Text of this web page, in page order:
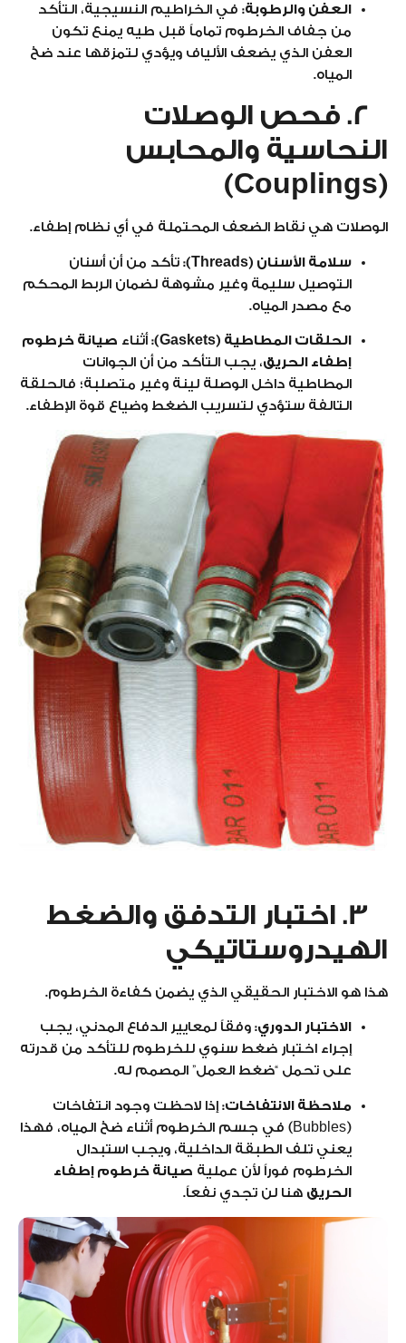
العفن والرطوبة: في الخراطيم النسيجية، التأكد
من جفاف الخرطوم تماماً قبل طيه يمنع تكون
العفن الذي يضعف الألياف ويؤدي لتمزقها عند ضخ
المياه.
2. فحص الوصلات
النحاسية والمحابس
(Couplings)
الوصلات هي نقاط الضعف المحتملة في أي نظام إطفاء.
سلامة الأسنان (Threads):
تأكد من أن أسنان
التوصيل سليمة وغير مشوهة لضمان الربط المحكم
مع مصدر المياه.
الحلقات المطاطية (Gaskets): أثناء صيانة خرطوم
إطفاء الحريق، يجب التأكد من أن الجوانات
المطاطية داخل الوصلة لينة وغير متصلبة؛ فالحلقة
التالفة ستؤدي لتسريب الضغط وضياع قوة الإطفاء.
3. اختبار التدفق والضغط
الهيدروستاتيكي
هذا هو الاختبار الحقيقي الذي يضمن كفاءة الخرطوم.
الاختبار الدوري: وفقاً لمعايير الدفاع المدني، يجب
إجراء اختبار ضغط سنوي للخرطوم للتأكد من قدرته
على تحمل “ضغط العمل” المصمم له.
ملاحظة الانتفاخات: إذا لاحظت وجود انتفاخات
(Bubbles) في جسم الخرطوم أثناء ضخ المياه، فهذا
يعني تلف الطبقة الداخلية، ويجب استبدال
الخرطوم فوراً لأن عملية صيانة خرطوم إطفاء
الحريق هنا لن تجدي نفعاً.